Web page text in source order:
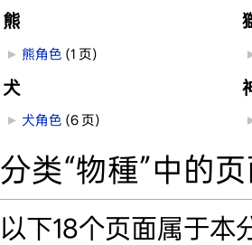
熊
► 熊角色 (1 页)
犬
► 犬角色 (6 页)
分类“物種”中的
以下18个页面属于本